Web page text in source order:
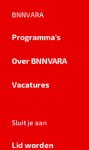
BNNVARA
Programma's
Over BNNVARA
Vacatures
Sluit je aan
Lid worden